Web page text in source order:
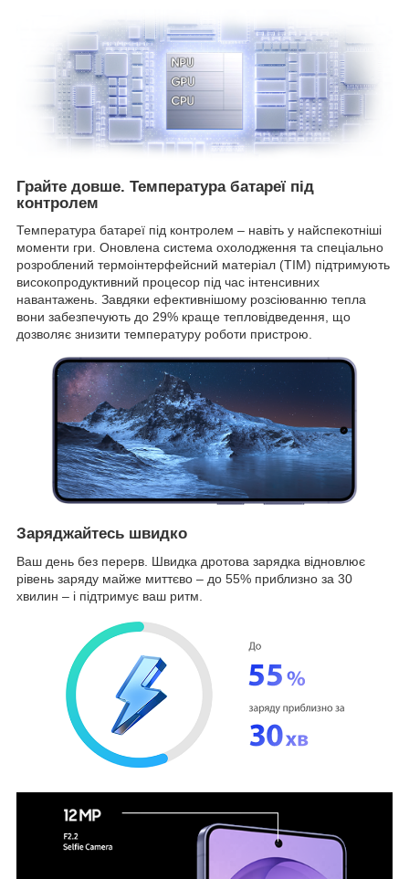
Грайте довше. Температура батареї під
контролем
Температура батареї під контролем – навіть у найспекотніші
моменти гри. Оновлена система охолодження та спеціально
розроблений термоінтерфейсний матеріал (TIM) підтримують
високопродуктивний процесор під час інтенсивних
навантажень. Завдяки ефективнішому розсіюванню тепла
вони забезпечують до 29% краще тепловідведення, що
дозволяє знизити температуру роботи пристрою.
Заряджайтесь швидко
Ваш день без перерв. Швидка дротова зарядка відновлює
рівень заряду майже миттєво – до 55% приблизно за 30
хвилин – і підтримує ваш ритм.